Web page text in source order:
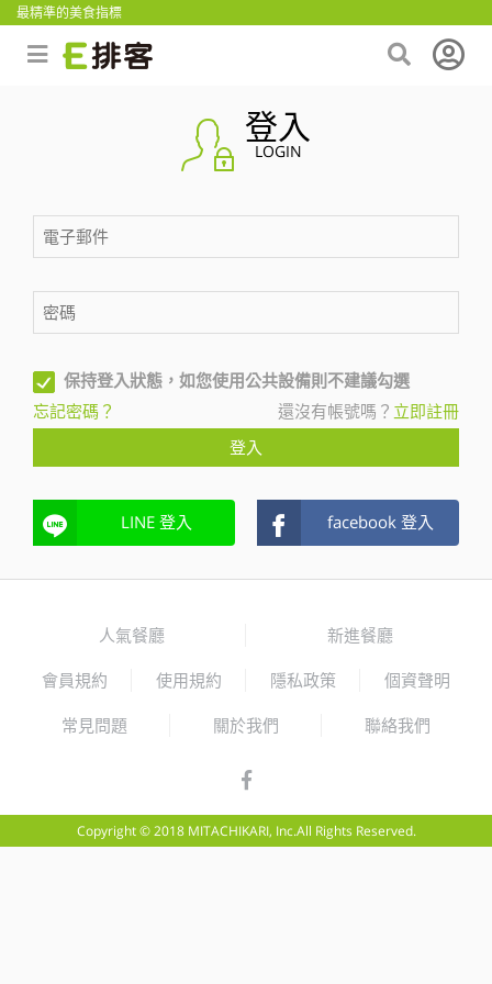
最精準的美食指標
登入
LOGIN
保持登入狀態，如您使用公共設備則不建議勾選
忘記密碼？
還沒有帳號嗎？ 立即註冊
登入
LINE 登入 facebook 登入
人氣餐廳 新進餐廳
會員規約 使用規約 隱私政策 個資聲明
常見問題 關於我們 聯絡我們
Copyright © 2018 MITACHIKARI, Inc.All Rights Reserved.